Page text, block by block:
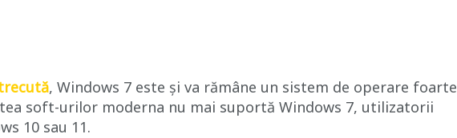
, Windows 7 este și va rămâne un sistem de operare foarte
soft-urilor moderna nu mai suportă Windows 7, utilizatorii
10 sau 11.